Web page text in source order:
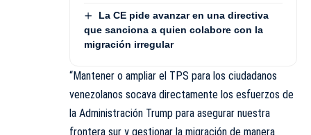
La CE pide avanzar en una directiva
que sanciona a quien colabore con la
migración irregular
“Mantener o ampliar el TPS para los ciudadanos
venezolanos socava directamente los esfuerzos de
la Administración Trump para asegurar nuestra
frontera sur y gestionar la migración de manera